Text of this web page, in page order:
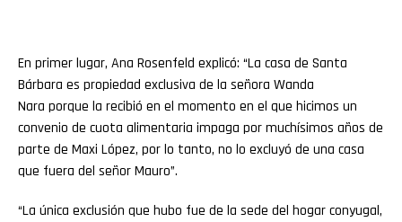
En primer lugar, Ana Rosenfeld explicó: “La casa de Santa
Bárbara es propiedad exclusiva de la señora Wanda
Nara porque la recibió en el momento en el que hicimos un
convenio de cuota alimentaria impaga por muchísimos años de
parte de Maxi López, por lo tanto, no lo excluyó de una casa
que fuera del señor Mauro”.
“La única exclusión que hubo fue de la sede del hogar conyugal,